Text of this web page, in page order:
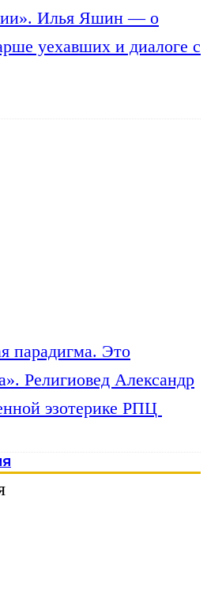
Илья Яшин — о
уехавших и диалоге с
парадигма. Это
Религиовед Александр
эзотерике РПЦ